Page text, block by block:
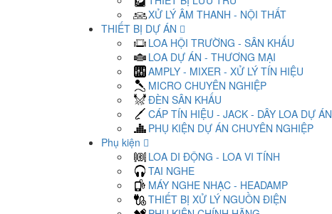
XỬ LÝ ÂM THANH - NỘI THẤT
THIẾT BỊ DỰ ÁN
LOA HỘI TRƯỜNG - SÂN KHẤU
LOA DỰ ÁN - THƯƠNG MẠI
AMPLY - MIXER - XỬ LÝ TÍN HIỆU
MICRO CHUYÊN NGHIỆP
ĐÈN SÂN KHẤU
CÁP TÍN HIỆU - JACK - DÂY LOA DỰ ÁN
PHỤ KIỆN DỰ ÁN CHUYÊN NGHIỆP
Phụ kiện
LOA DI ĐỘNG - LOA VI TÍNH
TAI NGHE
MÁY NGHE NHẠC - HEADAMP
THIẾT BỊ XỬ LÝ NGUỒN ĐIỆN